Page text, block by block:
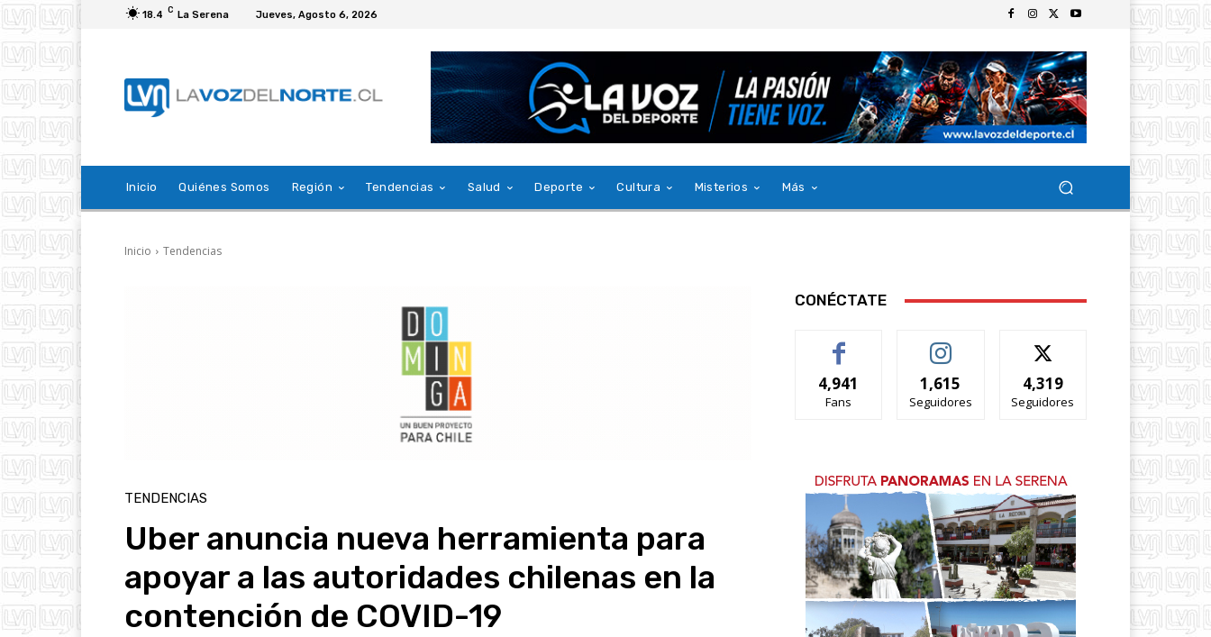
18.4 C La Serena Jueves, Agosto 6, 2026
Inicio Quiénes Somos Región Tendencias Salud Deporte Cultura Misterios Más
Inicio Tendencias
TENDENCIAS
Uber anuncia nueva herramienta para
apoyar a las autoridades chilenas en la
contención de COVID-19
CONÉCTATE
4,941
Fans
1,615
Seguidores
4,319
Seguidores